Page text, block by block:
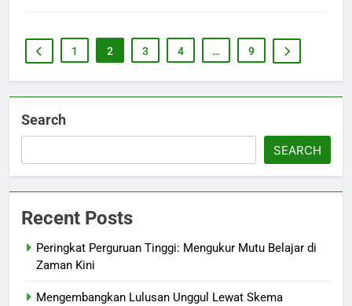
1 2 3 4 … 9
Search
SEARCH
Recent Posts
Peringkat Perguruan Tinggi: Mengukur Mutu Belajar di
Zaman Kini
Mengembangkan Lulusan Unggul Lewat Skema